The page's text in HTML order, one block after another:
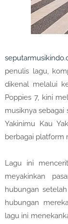
penulis lagu,
dikenal melalui
Poppies 7, kini
musiknya sebagai
Yakinimu Kau
berbagai platform
Lagu ini
meyakinkan
hubungan
hubungan
lagu ini